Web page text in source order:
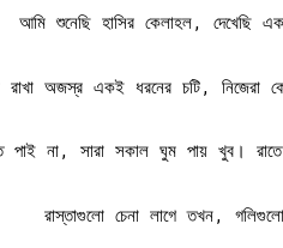
আমি শুনেছি হাসির কেলাহল, দেখেছি
রাখা অজস্র একই ধরনের চটি, নিজেরা
না, সারা সকাল ঘুম পায় খুব।
রাস্তাগুলো চেনা লাগে তখন,